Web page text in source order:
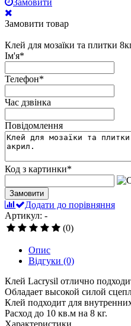
Замовити
Замовити товар
Клей для мозаїки та плитки
Ім'я*
Телефон*
Час дзвінка
Повідомлення
Код з картинки*
Замовити
Додати до порівняння
Артикул: -
(0)
Опис
Відгуки (0)
Клей Lacrysil отлично
Обладает высокой силой
Клей подходит для
Расход до 10 кв.м на 8 кг.